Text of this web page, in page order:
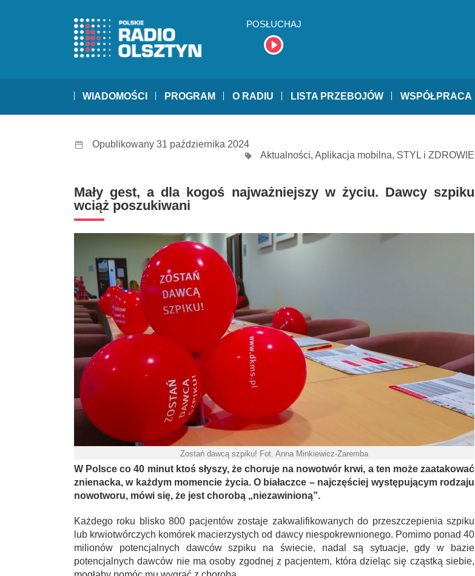
POSŁUCHAJ
WIADOMOŚCI PROGRAM O RADIU LISTA PRZEBOJÓW WSPÓŁPRACA
Opublikowany 31 października 2024
Aktualności, Aplikacja mobilna, STYL i ZDROWIE
Mały gest, a dla kogoś najważniejszy w życiu. Dawcy szpiku
wciąż poszukiwani
Zostań dawcą szpiku! Fot. Anna Minkiewicz-Zaremba
W Polsce co 40 minut ktoś słyszy, że choruje na nowotwór krwi, a ten może zaatakować
znienacka, w każdym momencie życia. O białaczce – najczęściej występującym rodzaju
nowotworu, mówi się, że jest chorobą „niezawinioną”.
Każdego roku blisko 800 pacjentów zostaje zakwalifikowanych do przeszczepienia szpiku
lub krwiotwórczych komórek macierzystych od dawcy niespokrewnionego. Pomimo ponad 40
milionów potencjalnych dawców szpiku na świecie, nadal są sytuacje, gdy w bazie
potencjalnych dawców nie ma osoby zgodnej z pacjentem, która dzieląc się cząstką siebie,